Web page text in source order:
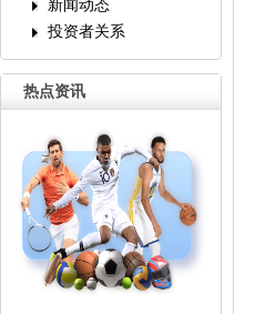
新闻动态
投资者关系
热点资讯